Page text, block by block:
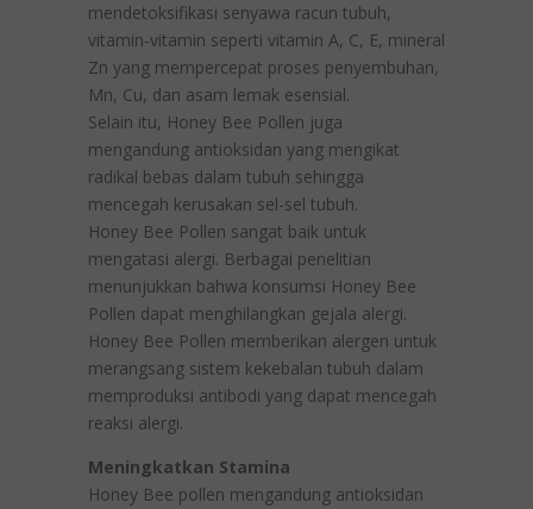
mendetoksifikasi senyawa racun tubuh,
vitamin-vitamin seperti vitamin A, C, E, mineral
Zn yang mempercepat proses penyembuhan,
Mn, Cu, dan asam lemak esensial.
Selain itu, Honey Bee Pollen juga
mengandung antioksidan yang mengikat
radikal bebas dalam tubuh sehingga
mencegah kerusakan sel-sel tubuh.
Honey Bee Pollen sangat baik untuk
mengatasi alergi. Berbagai penelitian
menunjukkan bahwa konsumsi Honey Bee
Pollen dapat menghilangkan gejala alergi.
Honey Bee Pollen memberikan alergen untuk
merangsang sistem kekebalan tubuh dalam
memproduksi antibodi yang dapat mencegah
reaksi alergi.
Meningkatkan Stamina
Honey Bee pollen mengandung antioksidan